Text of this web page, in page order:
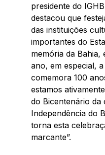
presidente do
destacou que
das instituições
importantes do
memória da Bahia,
ano, em especial,
comemora 100
estamos
do Bicentenário da
Independência do
torna esta
marcante”.